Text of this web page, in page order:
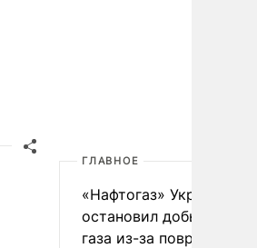
ГЛАВНОЕ
«Нафтогаз» Украины
остановил добычу
газа из-за повреждения